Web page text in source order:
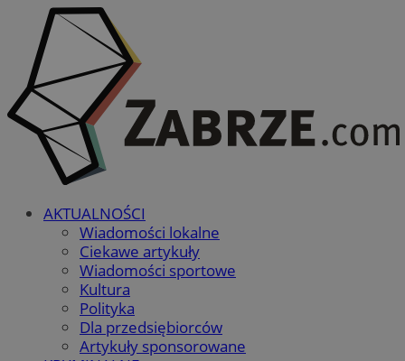
AKTUALNOŚCI
Wiadomości lokalne
Ciekawe artykuły
Wiadomości sportowe
Kultura
Polityka
Dla przedsiębiorców
Artykuły sponsorowane